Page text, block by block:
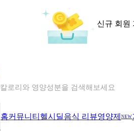
신규 회원
혈당 · 다이어트 음식 검색해보세요
홈커뮤니티 헬시딜음식 리뷰영양제 NEW